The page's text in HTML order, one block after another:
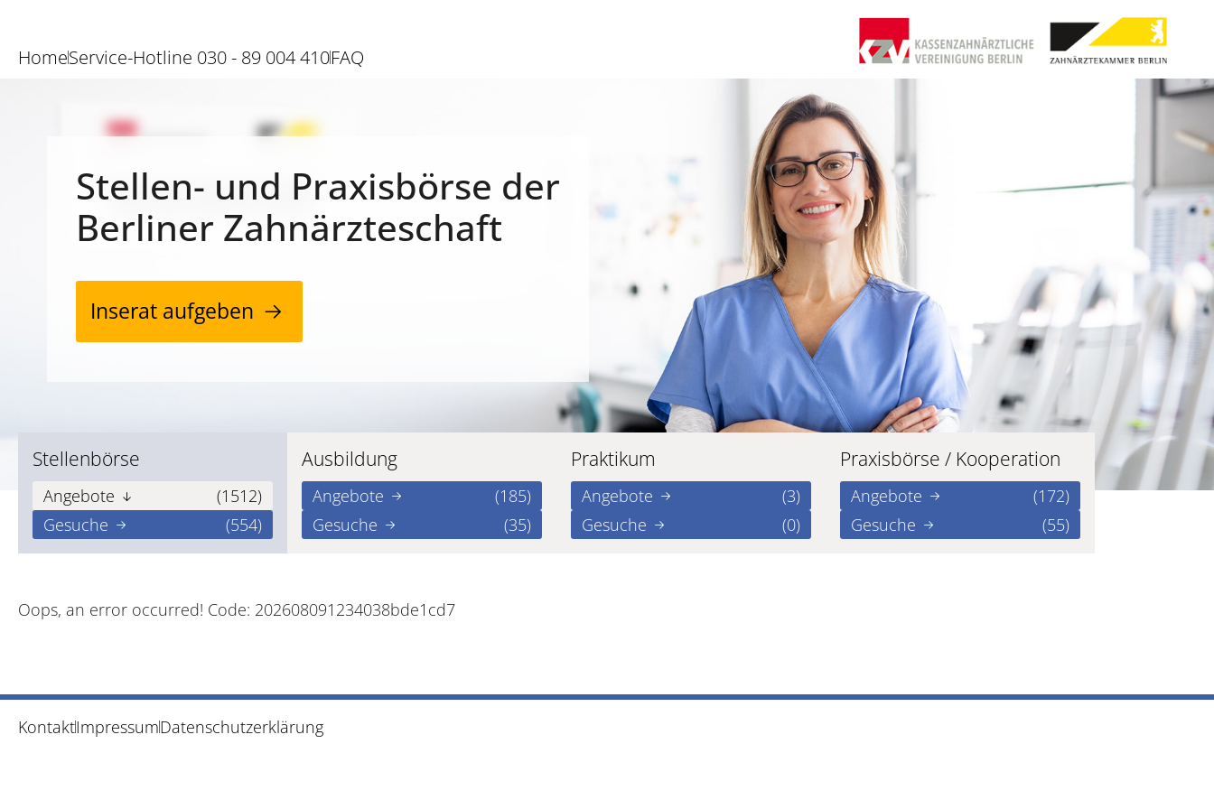
HomeService-Hotline 030 - 89 004 410FAQ
Stellen- und Praxisbörse der
Berliner Zahnärzteschaft
Inserat aufgeben
Stellenbörse
Angebote
(1512)
Gesuche
(554)
Ausbildung
Angebote
(185)
Gesuche
(35)
Praktikum
Angebote
(3)
Gesuche
(0)
Praxisbörse / Kooperation
Angebote
(172)
Gesuche
(55)
Oops, an error occurred! Code: 202608091234038bde1cd7
KontaktImpressumDatenschutzerklärung